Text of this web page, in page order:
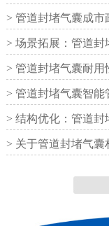
铁路盆
> 管道封堵气囊成
效运
> 场景拓展：管道
> 管道封堵气囊耐
> 管道封堵气囊智
> 结构优化：管道
> 关于管道封堵气